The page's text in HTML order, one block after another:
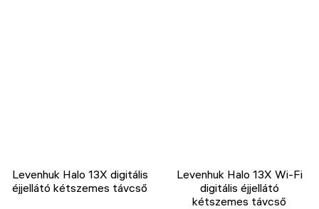
Levenhuk Halo 13X digitális
éjjellátó kétszemes távcső
Levenhuk Halo 13X Wi-Fi
digitális éjjellátó
kétszemes távcső